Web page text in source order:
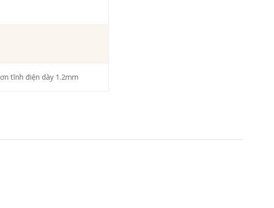
tĩnh điện dày 1.2mm